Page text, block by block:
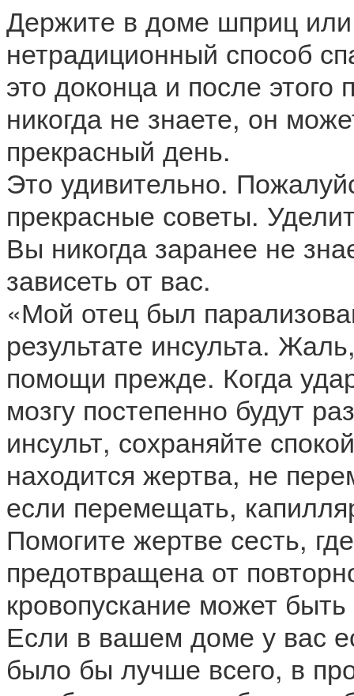
Держите в доме шприц
нетрадиционный способ
это доконца и после
никогда не знаете, он
прекрасный день.
Это удивительно.
прекрасные советы.
Вы никогда заранее не
зависеть от вас.
«Мой отец был
результате инсульта.
помощи прежде. Когда
мозгу постепенно будут
инсульт, сохраняйте
находится жертва, не
если перемещать,
Помогите жертве сесть,
предотвращена от
кровопускание может
Если в вашем доме у вас
было бы лучше всего, в